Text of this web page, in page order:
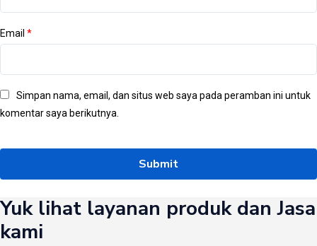
Email *
Simpan nama, email, dan situs web saya pada peramban ini untuk
komentar saya berikutnya.
Yuk lihat layanan produk dan Jasa
kami